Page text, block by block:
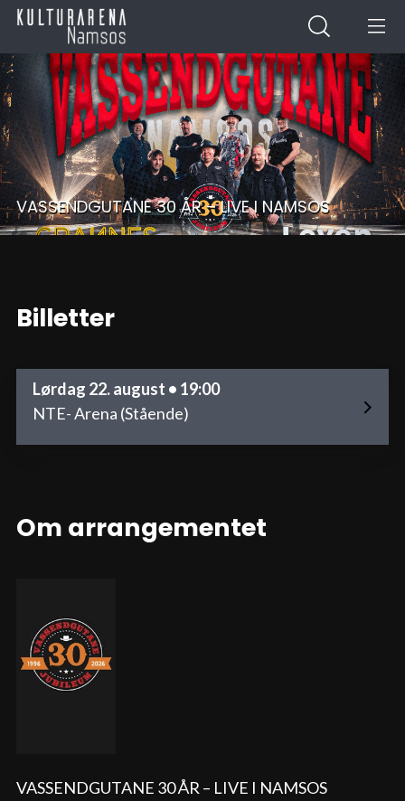
VASSENDGUTANE 30 ÅR – LIVE I NAMSOS
Billetter
Lørdag 22. august • 19:00
NTE- Arena (Stående)
Om arrangementet
VASSENDGUTANE 30 ÅR – LIVE I NAMSOS